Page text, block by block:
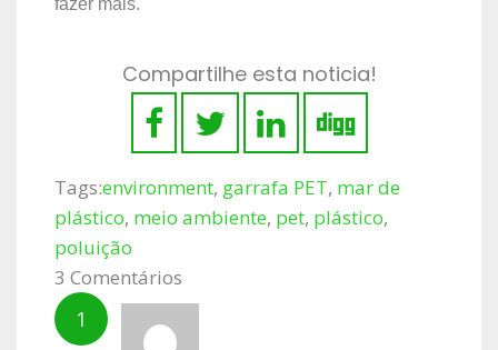
fazer mais.
Compartilhe esta noticia!
Tags:environment, garrafa PET, mar de
plástico, meio ambiente, pet, plástico,
poluição
3 Comentários